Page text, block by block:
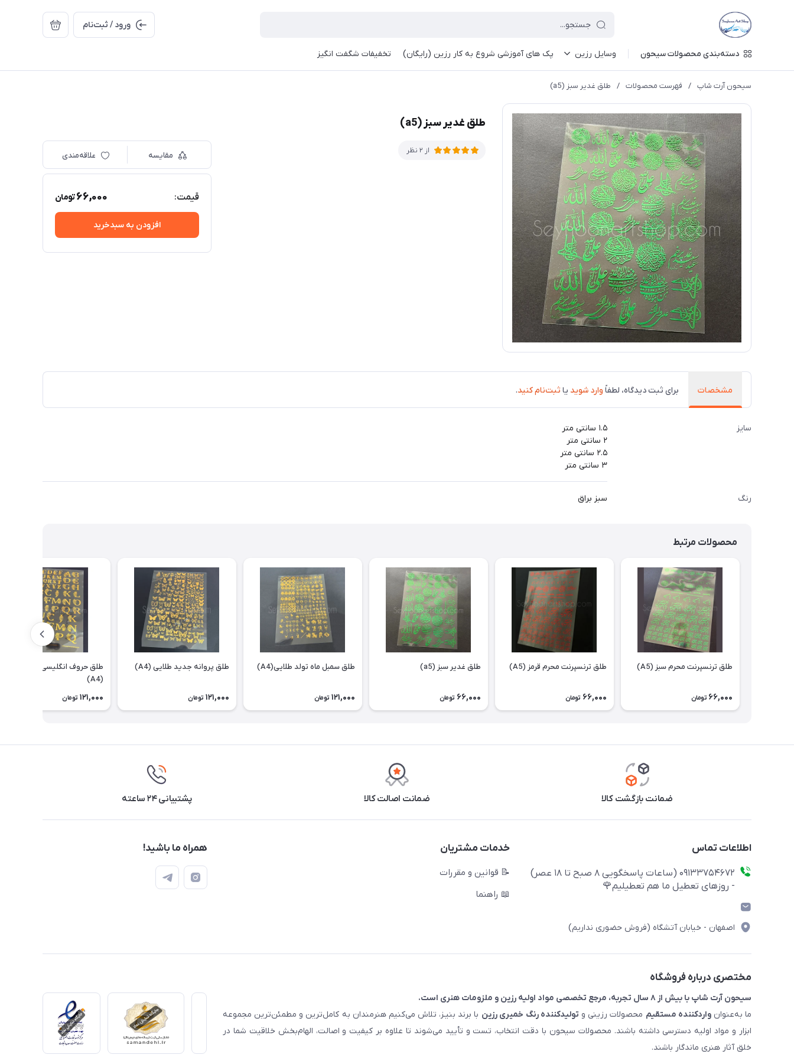
ورود / ثبت‌نام
دسته‌بندی محصولات سیحون وسایل رزین پک های آموزشی شروع به کار رزین (رایگان) تخفیفات شگفت انگیز
سیحون آرت شاپ / فهرست محصولات / طلق غدیر سبز (a5)
طلق غدیر سبز (a5)
از 2 نظر مقایسه علاقه‌مندی
قیمت: 66,000تومان
افزودن به سبدخرید
مشخصات برای ثبت دیدگاه، لطفاً وارد شوید یا ثبت‌نام کنید.
سایز
۱.۵ سانتی متر
۲ سانتی متر
۲.۵ سانتی متر
۳ سانتی متر
رنگ سبز براق
محصولات مرتبط
طلق ترنسپرنت محرم سبز (A5)
66,000 تومان
طلق ترنسپرنت محرم قرمز (A5)
66,000 تومان
طلق غدیر سبز (a5)
66,000 تومان
طلق سمبل ماه تولد طلایی(A4)
121,000 تومان
طلق پروانه جدید طلایی (A4)
121,000 تومان
طلق حروف انگلیسی گل دار
(A4)
121,000 تومان
ضمانت بازگشت کالا ضمانت اصالت کالا پشتیبانی ۲۴ ساعته
اطلاعات تماس
09133754672 (ساعات پاسخگویی ۸ صبح تا ۱۸ عصر)
- روزهای تعطیل ما هم تعطیلیم🌹
اصفهان - خیابان آتشگاه (فروش حضوری نداریم)
خدمات مشتریان
📝 قوانین و مقررات
📖 راهنما
همراه ما باشید!
مختصری درباره فروشگاه
سیحون آرت شاپ با بیش از ۸ سال تجربه، مرجع تخصصی مواد اولیه رزین و ملزومات هنری است.
ما به‌عنوانواردکننده مستقیم محصولات رزینی و تولیدکننده رنگ خمیری رزین با برند بنیـز، تلاش می‌کنیم هنرمندان به کامل‌ترین و مطمئن‌ترین مجموعه
ابزار و مواد اولیه دسترسی داشته باشند. محصولات سیحون با دقت انتخاب، تست و تأیید می‌شوند تا علاوه بر کیفیت و اصالت، الهام‌بخش خلاقیت شما در
خلق آثار هنری ماندگار باشند.